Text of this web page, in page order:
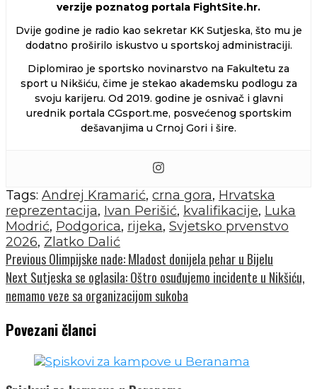
verzije poznatog portala FightSite.hr.
Dvije godine je radio kao sekretar KK Sutjeska, što mu je
dodatno proširilo iskustvo u sportskoj administraciji.
Diplomirao je sportsko novinarstvo na Fakultetu za
sport u Nikšiću, čime je stekao akademsku podlogu za
svoju karijeru. Od 2019. godine je osnivač i glavni
urednik portala CGsport.me, posvećenog sportskim
dešavanjima u Crnoj Gori i šire.
Tags: Andrej Kramarić, crna gora, Hrvatska
reprezentacija, Ivan Perišić, kvalifikacije, Luka
Modrić, Podgorica, rijeka, Svjetsko prvenstvo
2026, Zlatko Dalić
Continue
Reading
PreviousOlimpijske nade: Mladost donijela pehar u Bijelu
Next Sutjeska se oglasila: Oštro osuđujemo incidente u Nikšiću,
nemamo veze sa organizacijom sukoba
Povezani članci